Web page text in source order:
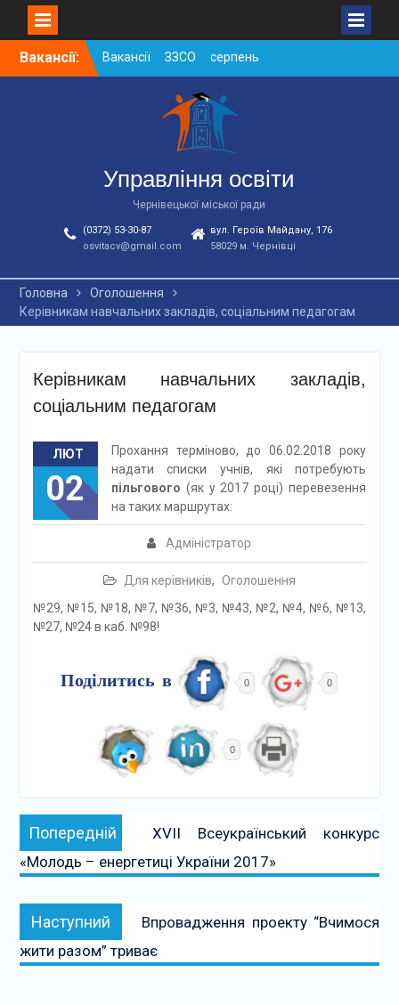
SkipВакансії:
Вакансії ЗЗСО серпень
2026
Вакансії ЗЗСО червень
Вакансії у ЗДО та
дошкільних підрозділах
ЗЗСО станом на
01.08.2026 р.
Управління освіти
Чернівецької міської ради
(0372) 53-30-87
osvitacv@gmail.com
вул. Героїв Майдану, 176
58029 м. Чернівці
Головна
Оголошення
Керівникам навчальних закладів, соціальним педагогам
Керівникам навчальних закладів,
соціальним педагогам
ЛЮТ
02
Адміністратор
Для керівників, Оголошення
Прохання терміново, до 06.02.2018 року
надати списки учнів, які потребують
пільгового (як у 2017 році) перевезення
на таких маршрутах:
№29, №15, №18, №7, №36, №3, №43, №2, №4, №6, №13,
№27, №24 в каб. №98!
Поділитись в 0 0
0
Навігація
записів
Попередній Попередній:
XVІI Всеукраїнський конкурс
«Молодь – енергетиці України 2017»
Наступний Наступний:
Впровадження проекту “Вчимося
жити разом” триває